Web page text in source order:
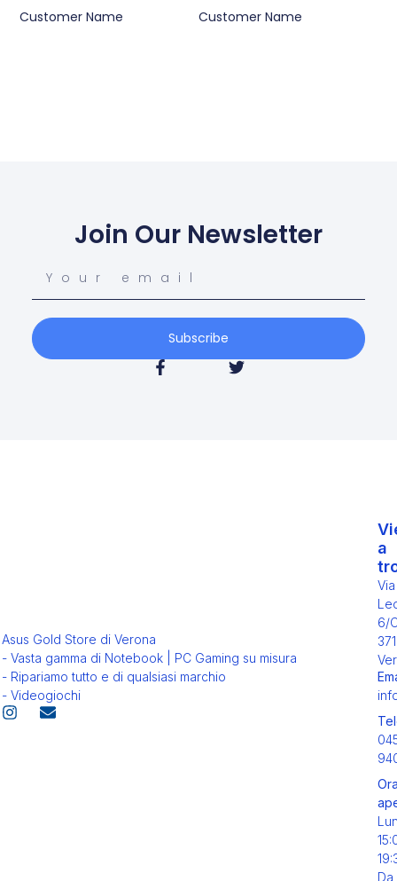
Customer Name
Customer Name
Join Our Newsletter
Subscribe
Asus Gold Store di Verona
- Vasta gamma di Notebook | PC Gaming su misura
- Ripariamo tutto e di qualsiasi marchio
- Videogiochi
a
Via
6/
Da